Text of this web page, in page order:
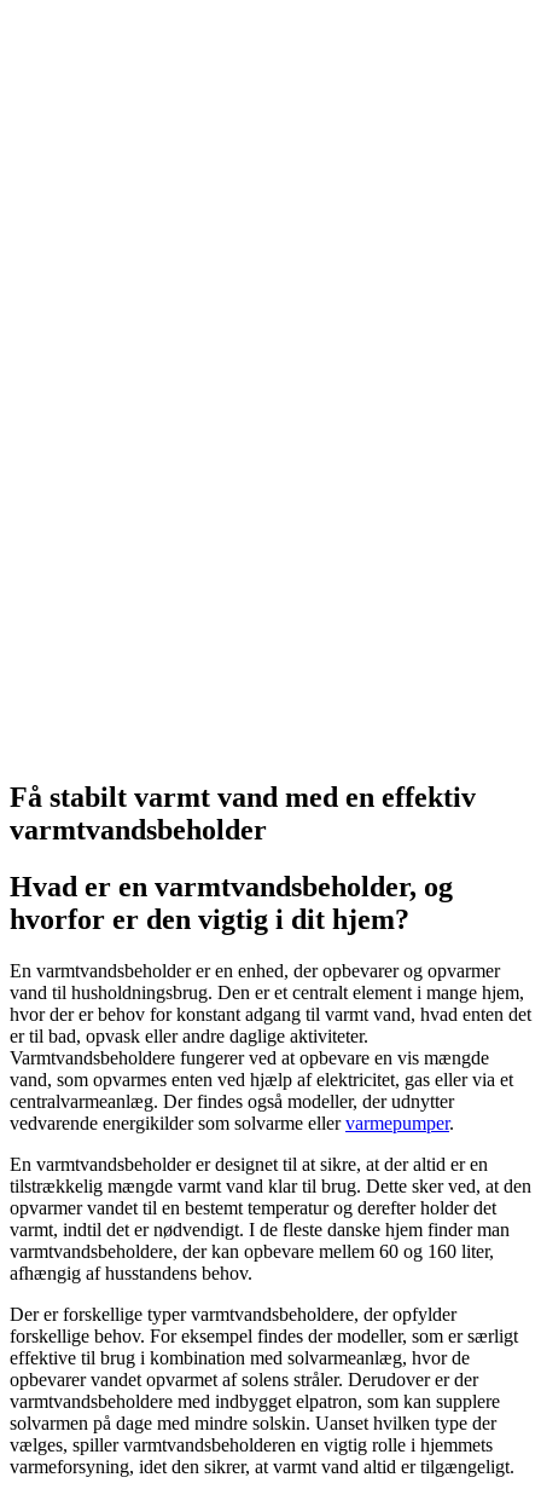
Få stabilt varmt vand med en effektiv
varmtvandsbeholder
Hvad er en varmtvandsbeholder, og
hvorfor er den vigtig i dit hjem?
En varmtvandsbeholder er en enhed, der opbevarer og opvarmer
vand til husholdningsbrug. Den er et centralt element i mange hjem,
hvor der er behov for konstant adgang til varmt vand, hvad enten det
er til bad, opvask eller andre daglige aktiviteter.
Varmtvandsbeholdere fungerer ved at opbevare en vis mængde
vand, som opvarmes enten ved hjælp af elektricitet, gas eller via et
centralvarmeanlæg. Der findes også modeller, der udnytter
vedvarende energikilder som solvarme ellervarmepumper.
En varmtvandsbeholder er designet til at sikre, at der altid er en
tilstrækkelig mængde varmt vand klar til brug. Dette sker ved, at den
opvarmer vandet til en bestemt temperatur og derefter holder det
varmt, indtil det er nødvendigt. I de fleste danske hjem finder man
varmtvandsbeholdere, der kan opbevare mellem 60 og 160 liter,
afhængig af husstandens behov.
Der er forskellige typer varmtvandsbeholdere, der opfylder
forskellige behov. For eksempel findes der modeller, som er særligt
effektive til brug i kombination med solvarmeanlæg, hvor de
opbevarer vandet opvarmet af solens stråler. Derudover er der
varmtvandsbeholdere med indbygget elpatron, som kan supplere
solvarmen på dage med mindre solskin. Uanset hvilken type der
vælges, spiller varmtvandsbeholderen en vigtig rolle i hjemmets
varmeforsyning, idet den sikrer, at varmt vand altid er tilgængeligt.